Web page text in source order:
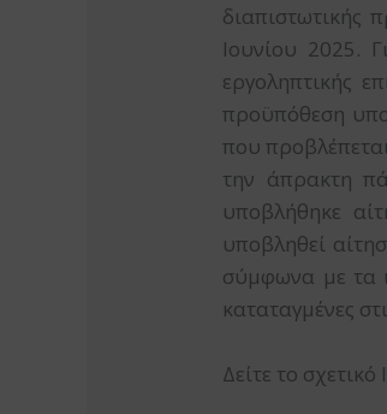
διαπιστωτικής
Ιουνίου 2025.
εργοληπτικής
προϋπόθεση
που
την άπρακτη
υποβλήθηκε
υποβληθεί
σύμφωνα με τα
καταταγμένες
Δείτε το